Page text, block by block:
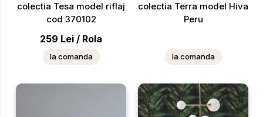
colectia Tesa model riflaj
cod 370102
259 Lei / Rola
la comanda
colectia Terra model Hiva
Peru
la comanda